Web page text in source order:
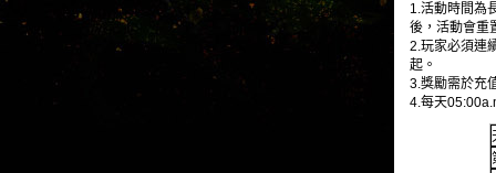
1.活動時間為
後，活動會重
2.玩家必須連
起。
3.獎勵需於充
4.每天